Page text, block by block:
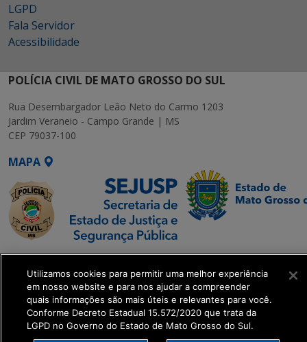
LGPD
Fala Servidor
Acessibilidade
POLÍCIA CIVIL DE MATO GROSSO DO SUL
Rua Desembargador Leão Neto do Carmo 1203
Jardim Veraneio - Campo Grande | MS
CEP 79037-100
MAPA
SETDIG | Secretaria-
Executiva de
Transformação Digital
get_footer();
Utilizamos cookies para permitir uma melhor experiência
em nosso website e para nos ajudar a compreender
quais informações são mais úteis e relevantes para você.
Conforme Decreto Estadual 15.572/2020 que trata da
LGPD no Governo do Estado de Mato Grosso do Sul.